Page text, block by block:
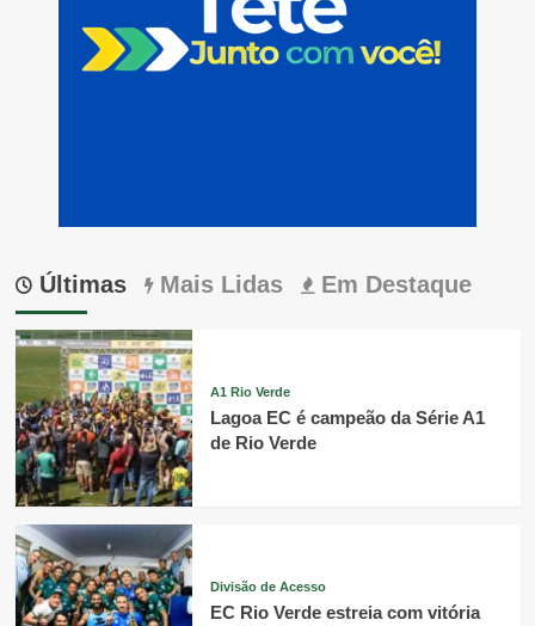
Últimas Mais Lidas Em Destaque
A1 Rio Verde
Lagoa EC é campeão da Série A1
de Rio Verde
Divisão de Acesso
EC Rio Verde estreia com vitória